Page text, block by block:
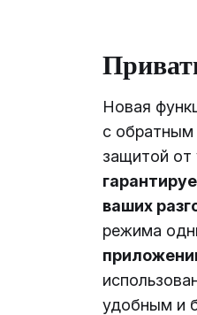
Новая
с
защитой от
ваших
режима
удобным и